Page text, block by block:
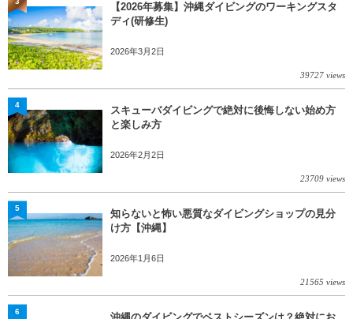
【2026年募集】沖縄ダイビングのワーキングスタ
ディ(研修生)
2026年3月2日
39727 views
スキューバダイビングで絶対に後悔しない始め方
と楽しみ方
2026年2月2日
23709 views
4
知らないと怖い悪質なダイビングショップの見分
け方【沖縄】
2026年1月6日
21565 views
5
6